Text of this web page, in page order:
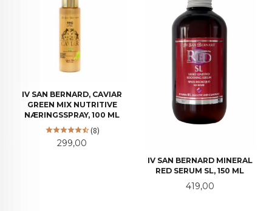
IV SAN BERNARD, CAVIAR
GREEN MIX NUTRITIVE
NÆRINGSSPRAY, 100 ML
(8)
Pris
299,00
IV SAN BERNARD MINERAL
RED SERUM SL, 150 ML
Pris
419,00